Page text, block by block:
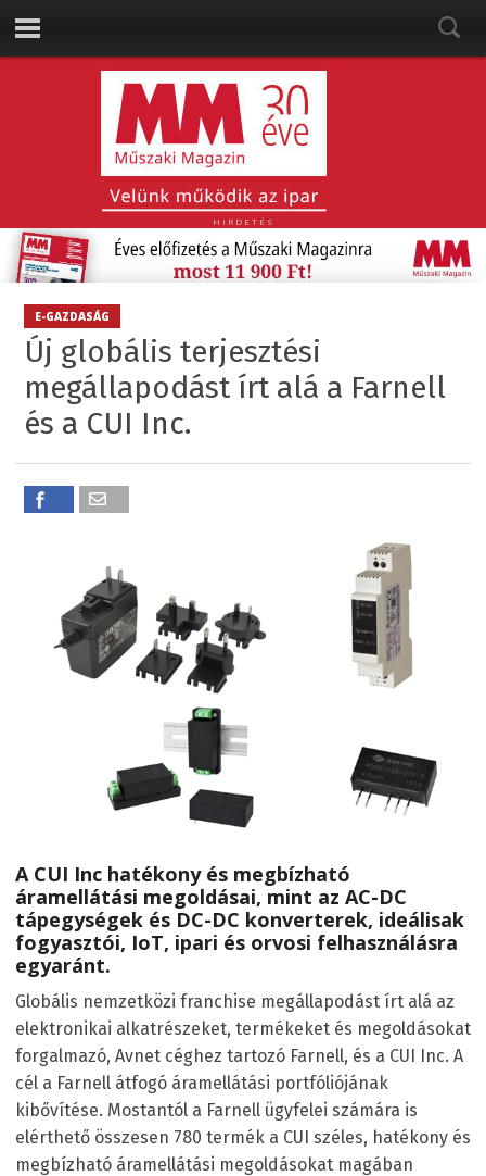
HIRDETÉS
E-GAZDASÁG
Új globális terjesztési
megállapodást írt alá a Farnell
és a CUI Inc.
A CUI Inc hatékony és megbízható
áramellátási megoldásai, mint az AC-DC
tápegységek és DC-DC konverterek, ideálisak
fogyasztói, IoT, ipari és orvosi felhasználásra
egyaránt.
Globális nemzetközi franchise megállapodást írt alá az
elektronikai alkatrészeket, termékeket és megoldásokat
forgalmazó, Avnet céghez tartozó Farnell, és a CUI Inc. A
cél a Farnell átfogó áramellátási portfóliójának
kibővítése. Mostantól a Farnell ügyfelei számára is
elérthető összesen 780 termék a CUI széles, hatékony és
megbízható áramellátási megoldásokat magában